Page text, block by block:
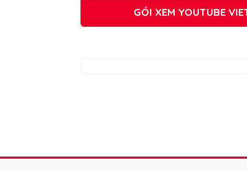
GÓI XEM YOUTUBE